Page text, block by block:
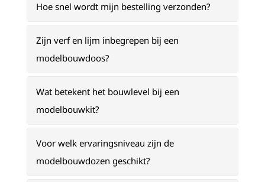
Hoe snel wordt mijn bestelling verzonden?
Zijn verf en lijm inbegrepen bij een
modelbouwdoos?
Wat betekent het bouwlevel bij een
modelbouwkit?
Voor welk ervaringsniveau zijn de
modelbouwdozen geschikt?